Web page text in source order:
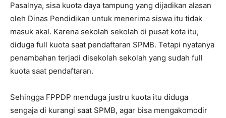
Pasalnya, sisa kuota daya tampung yang dijadikan alasan
oleh Dinas Pendidikan untuk menerima siswa itu tidak
masuk akal. Karena sekolah sekolah di pusat kota itu,
diduga full kuota saat pendaftaran SPMB. Tetapi nyatanya
penambahan terjadi disekolah sekolah yang sudah full
kuota saat pendaftaran.
Sehingga FPPDP menduga justru kuota itu diduga
sengaja di kurangi saat SPMB, agar bisa mengakomodir